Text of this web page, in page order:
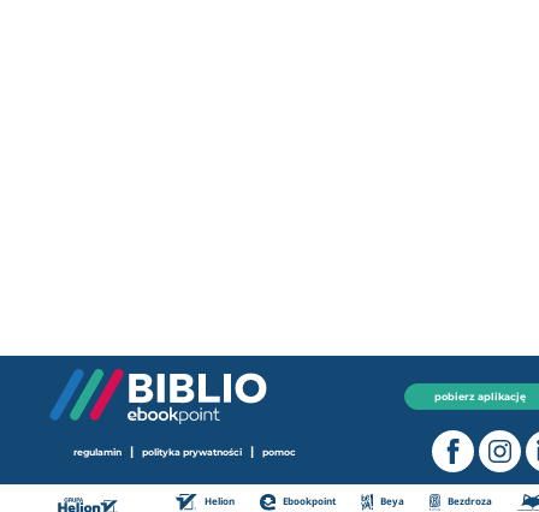
pobierz aplikację
regulamin | polityka prywatności | pomoc
Helion Ebookpoint Beya Bezdroza